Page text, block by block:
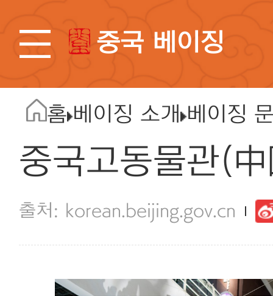
중국 베이징
홈 베이징 소개 베이징
중국고동물관(
korean.beijing.gov.cn